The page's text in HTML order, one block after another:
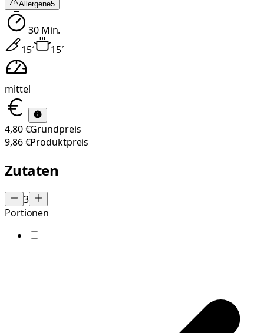
Allergene5
30Min.
15′ 15′
mittel
4,80 €Grundpreis
9,86 €Produktpreis
Zutaten
3
Portionen